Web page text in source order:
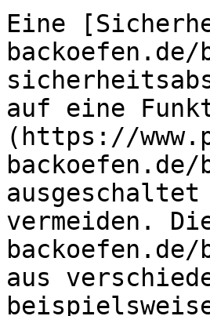
Eine
auf eine
(https://
vermeiden.
aus